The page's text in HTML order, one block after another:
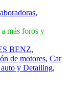
más foros y
BENZ,
de motores, Car
y Detailing,